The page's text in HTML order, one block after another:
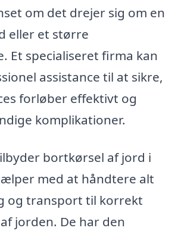
om det drejer sig om en
eller et større
Et specialiseret firma kan
assistance til at sikre,
forløber effektivt og
komplikationer.
bortkørsel af jord i
med at håndtere alt
og transport til korrekt
jorden. De har den